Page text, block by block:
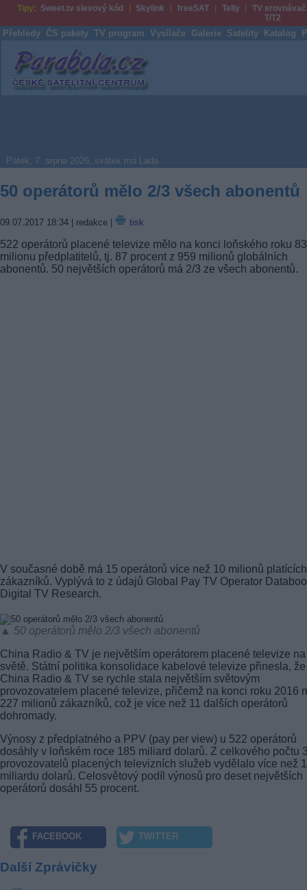
Tipy: Sweet.tv slevový kód Skylink freeSAT Telly
TV srovnávač
T/T2
Přehledy ČS pakety TV program Vysílače Galerie Satelity Katalog
Parabola.cz
Pátek, 7. srpna 2026, svátek má Lada
50 operátorů mělo 2/3 všech abonentů
09.07.2017 18:34 | redakce | tisk
522 operátorů placené televize mělo na konci loňského roku
milionu předplatitelů, tj. 87 procent z 959 milionů globálních
abonentů. 50 největších operátorů má 2/3 ze všech abonentů.
V současné době má 15 operátorů více než 10 milionů platících
zákazníků. Vyplývá to z údajů Global Pay TV Operator
Digital TV Research.
▲ 50 operátorů mělo 2/3 všech abonentů
China Radio & TV je největším operátorem placené televize na
světě. Státní politika konsolidace kabelové televize přinesla, že
China Radio & TV se rychle stala největším světovým
provozovatelem placené televize, přičemž na konci roku 2016
227 milionů zákazníků, což je více než 11 dalších operátorů
dohromady.
Výnosy z předplatného a PPV (pay per view) u 522 operátorů
dosáhly v loňském roce 185 miliard dolarů. Z celkového počtu
provozovatelů placených televizních služeb vydělalo více než 1
miliardu dolarů. Celosvětový podíl výnosů pro deset největších
operátorů dosáhl 55 procent.
FACEBOOK TWITTER
Další Zprávičky